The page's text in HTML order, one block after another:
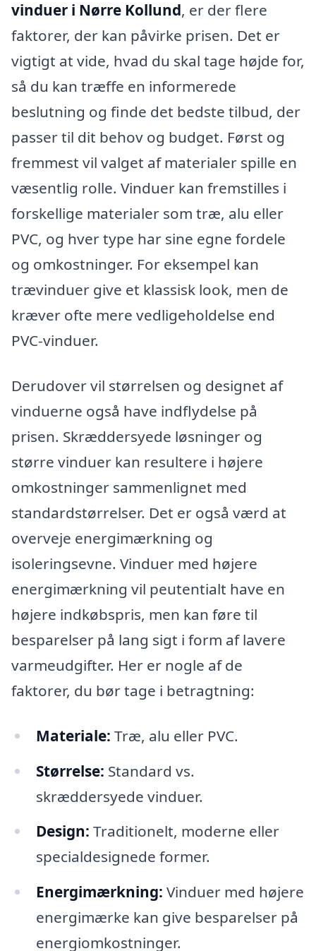
vinduer i Nørre Kollund, er der flere
faktorer, der kan påvirke prisen. Det er
vigtigt at vide, hvad du skal tage højde for,
så du kan træffe en informerede
beslutning og finde det bedste tilbud, der
passer til dit behov og budget. Først og
fremmest vil valget af materialer spille en
væsentlig rolle. Vinduer kan fremstilles i
forskellige materialer som træ, alu eller
PVC, og hver type har sine egne fordele
og omkostninger. For eksempel kan
trævinduer give et klassisk look, men de
kræver ofte mere vedligeholdelse end
PVC-vinduer.
Derudover vil størrelsen og designet af
vinduerne også have indflydelse på
prisen. Skræddersyede løsninger og
større vinduer kan resultere i højere
omkostninger sammenlignet med
standardstørrelser. Det er også værd at
overveje energimærkning og
isoleringsevne. Vinduer med højere
energimærkning vil peutentialt have en
højere indkøbspris, men kan føre til
besparelser på lang sigt i form af lavere
varmeudgifter. Her er nogle af de
faktorer, du bør tage i betragtning:
Materiale: Træ, alu eller PVC.
Størrelse: Standard vs.
skræddersyede vinduer.
Design: Traditionelt, moderne eller
specialdesignede former.
Energimærkning: Vinduer med højere
energimærke kan give besparelser på
energiomkostninger.